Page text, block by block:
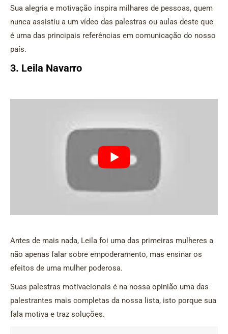
Sua alegria e motivação inspira milhares de pessoas, quem
nunca assistiu a um vídeo das palestras ou aulas deste que
é uma das principais referências em comunicação do nosso
país.
3. Leila Navarro
Antes de mais nada, Leila foi uma das primeiras mulheres a
não apenas falar sobre empoderamento, mas ensinar os
efeitos de uma mulher poderosa.
Suas palestras motivacionais é na nossa opinião uma das
palestrantes mais completas da nossa lista, isto porque sua
fala motiva e traz soluções.